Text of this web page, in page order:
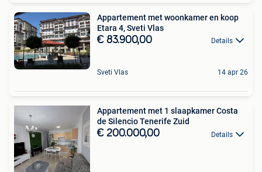
Appartement met woonkamer en koop
Etara 4, Sveti Vlas
€ 83.900,00 Details
Sveti Vlas 14 apr 26
Appartement met 1 slaapkamer Costa
de Silencio Tenerife Zuid
€ 200.000,00 Details